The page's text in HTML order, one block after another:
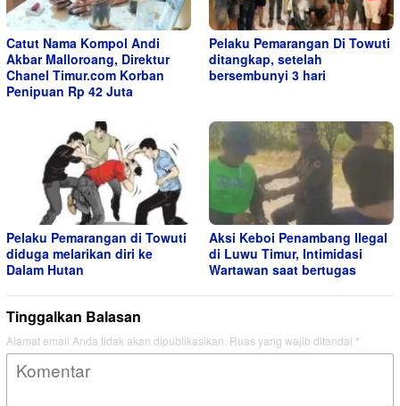
Catut Nama Kompol Andi
Akbar Malloroang, Direktur
Chanel Timur.com Korban
Penipuan Rp 42 Juta
Pelaku Pemarangan Di Towuti
ditangkap, setelah
bersembunyi 3 hari
Pelaku Pemarangan di Towuti
diduga melarikan diri ke
Dalam Hutan
Aksi Keboi Penambang Ilegal
di Luwu Timur, Intimidasi
Wartawan saat bertugas
Tinggalkan Balasan
Alamat email Anda tidak akan dipublikasikan. Ruas yang wajib ditandai *